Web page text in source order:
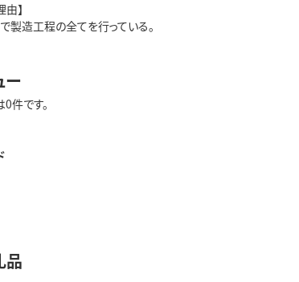
】
製造工程の全てを行っている。
ー
件です。
品